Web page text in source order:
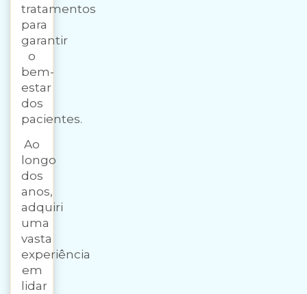
tratamentos
para
garantir
o
bem-
estar
dos
pacientes.
Ao
longo
dos
anos,
adquiri
uma
vasta
experiência
em
lidar